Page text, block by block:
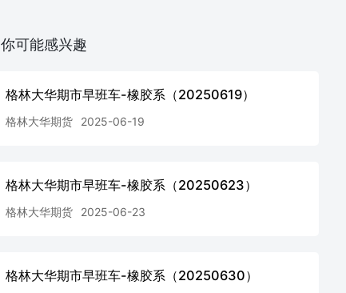
你可能感兴趣
格林大华期市早班车-橡胶系（20250619）
格林大华期货 2025-06-19
格林大华期市早班车-橡胶系（20250623）
格林大华期货 2025-06-23
格林大华期市早班车-橡胶系（20250630）